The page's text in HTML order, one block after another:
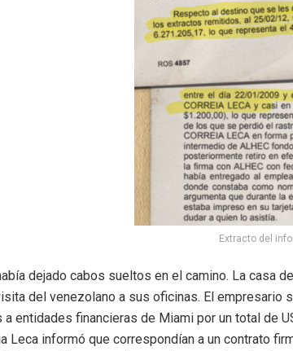
Extracto del
dejado cabos sueltos en el camino. La casa
del venezolano a sus oficinas. El empresario
entidades financieras de Miami por un total de
Leca informó que correspondían a un contrato